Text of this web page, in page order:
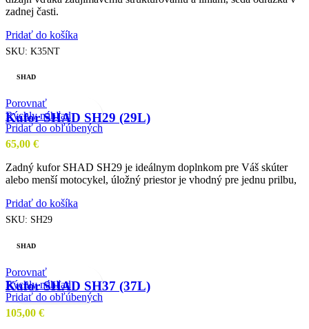
zadnej časti.
Pridať do košíka
SKU: K35NT
SHAD
Porovnať
Rýchly náhľad
Pridať do obľúbených
Kufor SHAD SH29 (29L)
65,00 €
Zadný kufor SHAD SH29 je ideálnym doplnkom pre Váš skúter
alebo menší motocykel, úložný priestor je vhodný pre jednu prilbu,
Pridať do košíka
SKU: SH29
SHAD
Porovnať
Rýchly náhľad
Pridať do obľúbených
Kufor SHAD SH37 (37L)
105,00 €